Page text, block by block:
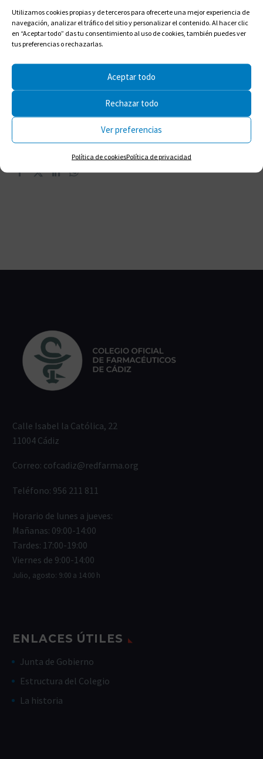
Utilizamos cookies propias y de terceros para ofrecerte una mejor experiencia de
navegación, analizar el tráfico del sitio y personalizar el contenido. Al hacer clic
en “Aceptar todo” das tu consentimiento al uso de cookies, también puedes ver
tus preferencias o rechazarlas.
Aceptar todo
Rechazar todo
Ver preferencias
Política de cookiesPolítica de privacidad
Compartir en:
Calle Isabel la Católica, 22
11004 Cádiz
Correo: cofcadiz@redfarma.org
Teléfono: 956 211 811
Horario de lunes a jueves:
Mañanas: 09:00-14:00
Tardes: 17:00-19:00
Viernes de 9:00-14:00
Julio, agosto: 9:00 a 14:00 h
ENLACES ÚTILES
Junta de Gobierno
Estructura del Colegio
La historia